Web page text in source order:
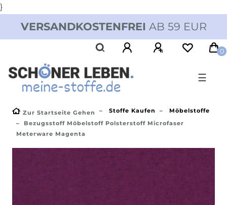
}
VERSANDKOSTENFREI AB 59 EUR
0
☰
Zur Startseite Gehen Stoffe Kaufen
Möbelstoffe
Bezugsstoff Möbelstoff Polsterstoff Microfaser
Meterware Magenta